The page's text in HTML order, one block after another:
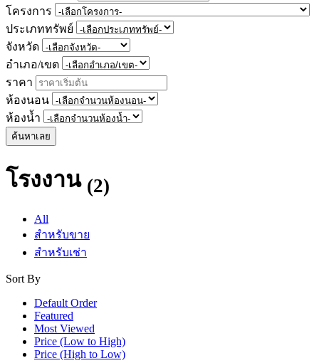
โครงการ
ประเภททรัพย์
จังหวัด
อำเภอ/เขต
ราคา
ห้องนอน
ห้องน้ำ
ค้นหาเลย
โรงงาน (2)
All
สำหรับขาย
สำหรับเช่า
Sort By
Default Order
Featured
Most Viewed
Price (Low to High)
Price (High to Low)